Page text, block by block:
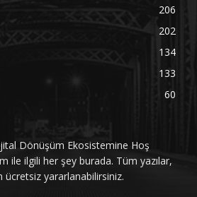
206
202
134
133
60
Dönüşüm Ekosistemine Hoş
ile ilgili her şey burada. Tüm yazılar,
yararlanabilirsiniz.